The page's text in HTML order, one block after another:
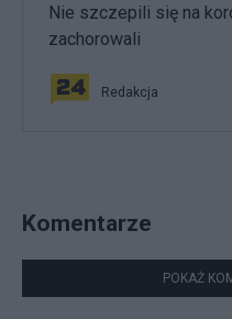
Nie szczepili się na
zachorowali
Redakcja
Komentarze
POKAŻ